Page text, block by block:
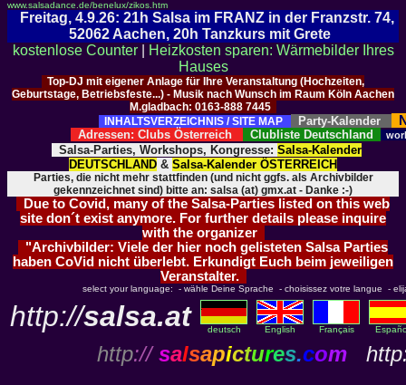
www.salsadance.de/benelux/zikos.htm
Freitag, 4.9.26: 21h Salsa im FRANZ in der Franzstr. 74,
52062 Aachen, 20h Tanzkurs mit Grete
kostenlose Counter|
Heizkosten sparen: Wärmebilder Ihres
Hauses
Top-DJ mit eigener Anlage für Ihre Veranstaltung (Hochzeiten,
Geburtstage, Betriebsfeste...) - Musik nach Wunsch im Raum Köln Aachen
M.gladbach: 0163-888 7445
INHALTSVERZEICHNIS / SITE MAP
Party-Kalender
Adressen: Clubs Österreich Clubliste Deutschland
Salsa-Parties, Workshops, Kongresse: Salsa-Kalender
DEUTSCHLAND & Salsa-Kalender ÖSTERREICH
Parties, die nicht mehr stattfinden (und nicht ggfs. als Archivbilder
gekennzeichnet sind) bitte an: salsa (at) gmx.at - Danke :-)
Due to Covid, many of the Salsa-Parties listed on this web
site don´t exist anymore. For further details please inquire
with the organizer
"Archivbilder: Viele der hier noch gelisteten Salsa Parties
haben CoVid nicht überlebt. Erkundigt Euch beim jeweiligen
Veranstalter.
select your language: - wähle Deine Sprache - choisissez votre langue -
http://salsa.at deutsch English Français
http:// salsapictures.com